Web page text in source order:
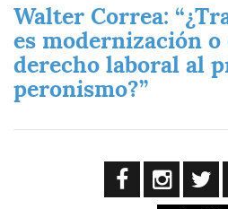
Walter Correa:
es modernización
derecho laboral al
peronismo?”